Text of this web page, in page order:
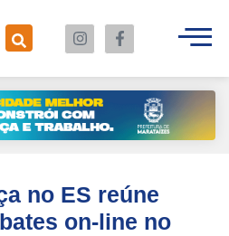
no ES reúne
on-line no